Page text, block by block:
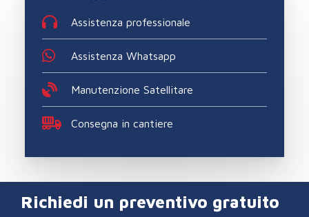
Assistenza professionale
Assistenza Whatsapp
Manutenzione Satellitare
Consegna in cantiere
Richiedi un preventivo gratuito